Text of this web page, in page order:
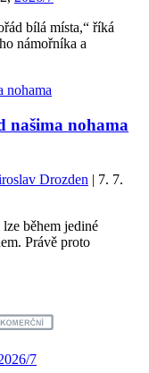
bílá místa,“ říká
námořníka a
našima nohama
Drozden | 7. 7.
během jediné
Právě proto
7